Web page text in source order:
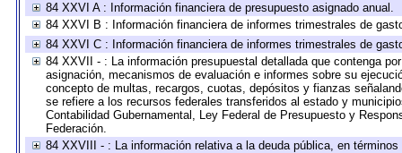
84 XXVI A : Información financiera de presupuesto asignado anual.
84 XXVI B : Información financiera de informes trimestrales de
84 XXVI C : Información financiera de informes trimestrales de
84 XXVII - : La información presupuestal detallada que contenga
asignación, mecanismos de evaluación e informes sobre su
concepto de multas, recargos, cuotas, depósitos y fianzas
se refiere a los recursos federales transferidos al estado y
Contabilidad Gubernamental, Ley Federal de Presupuesto y
Federación.
84 XXVIII - : La información relativa a la deuda pública, en